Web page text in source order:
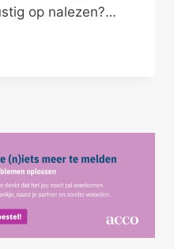
op nalezen?…